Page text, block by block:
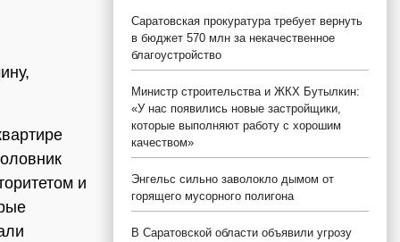
и
Саратовская прокуратура требует вернуть
в бюджет 570 млн за некачественное
благоустройство
Министр строительства и ЖКХ Бутылкин:
«У нас появились новые застройщики,
которые выполняют работу с хорошим
качеством»
Энгельс сильно заволокло дымом от
горящего мусорного полигона
В Саратовской области объявили угрозу